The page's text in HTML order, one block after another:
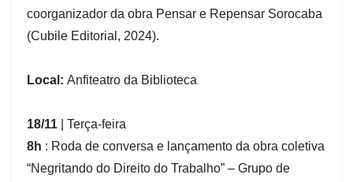
coorganizador da obra Pensar e Repensar Sorocaba
(Cubile Editorial, 2024).
Local:Anfiteatro da Biblioteca
18/11
| Terça-feira
8h : Roda de conversa e lançamento da obra coletiva
“Negritando do Direito do Trabalho” – Grupo de